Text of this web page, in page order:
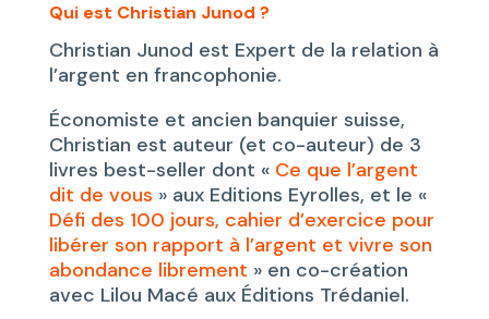
Qui est Christian Junod ?
Christian Junod est Expert de la relation à
l’argent en francophonie.
Économiste et ancien banquier suisse,
Christian est auteur (et co-auteur) de 3
livres best-seller dont « Ce que l’argent
dit de vous » aux Editions Eyrolles, et le «
Défi des 100 jours, cahier d’exercice pour
libérer son rapport à l’argent et vivre son
abondance librement » en co-création
avec Lilou Macé aux Éditions Trédaniel.